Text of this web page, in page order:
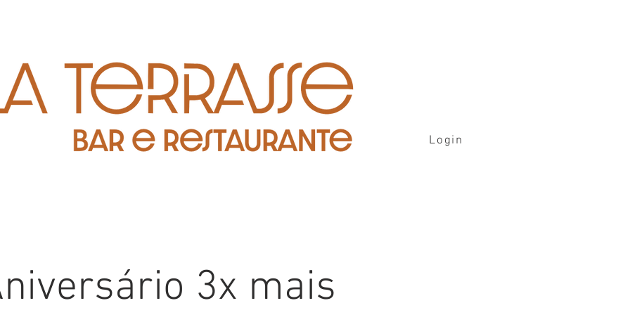
Login
3x mais